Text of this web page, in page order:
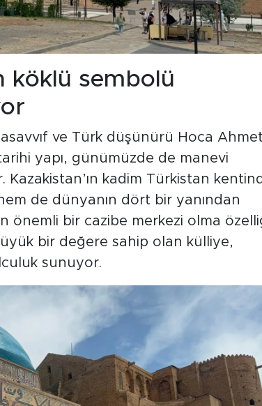
köklü sembolü
ve Türk düşünürü Hoca
yapı, günümüzde de manevi
kadim Türkistan
de dünyanın dört bir yanından
önemli bir cazibe merkezi olma
bir değere sahip olan külliye,
sunuyor.